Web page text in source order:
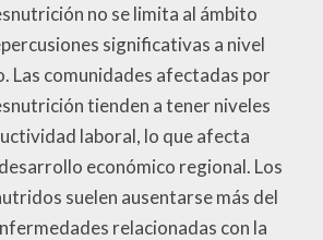
no se limita al ámbito
significativas a nivel
Las comunidades afectadas por
tienden a tener niveles
laboral, lo que afecta
económico regional. Los
suelen ausentarse más del
relacionadas con la